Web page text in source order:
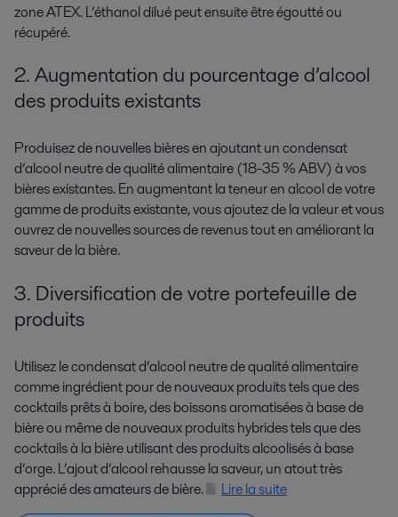
zone ATEX. L’éthanol dilué peut ensuite être égoutté ou
récupéré.
2. Augmentation du pourcentage d’alcool
des produits existants
Produisez de nouvelles bières en ajoutant un condensat
d’alcool neutre de qualité alimentaire (18-35 % ABV) à vos
bières existantes. En augmentant la teneur en alcool de votre
gamme de produits existante, vous ajoutez de la valeur et vous
ouvrez de nouvelles sources de revenus tout en améliorant la
saveur de la bière.
3. Diversification de votre portefeuille de
produits
Utilisez le condensat d’alcool neutre de qualité alimentaire
comme ingrédient pour de nouveaux produits tels que des
cocktails prêts à boire, des boissons aromatisées à base de
bière ou même de nouveaux produits hybrides tels que des
cocktails à la bière utilisant des produits alcoolisés à base
d’orge. L’ajout d’alcool rehausse la saveur, un atout très
apprécié des amateurs de bière.
Lire la suite